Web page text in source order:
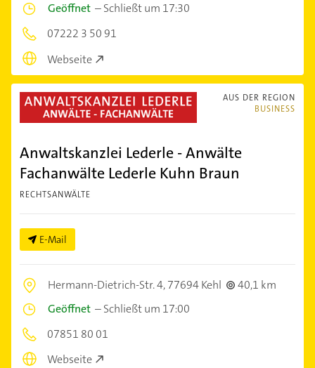
Geöffnet –Schließt um 17:30
07222 3 50 91
Webseite
AUS DER REGION
BUSINESS
Anwaltskanzlei Lederle - Anwälte
Fachanwälte Lederle Kuhn Braun
RECHTSANWÄLTE
E-Mail
Hermann-Dietrich-Str. 4,77694 Kehl
40,1 km
Geöffnet –Schließt um 17:00
07851 80 01
Webseite